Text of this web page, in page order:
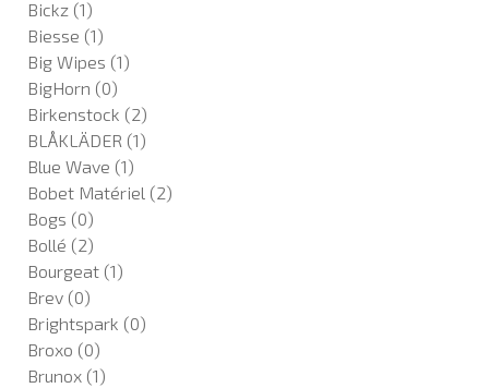
Bickz (1)
Biesse (1)
Big Wipes (1)
BigHorn (0)
Birkenstock (2)
BLÅKLÄDER (1)
Blue Wave (1)
Bobet Matériel (2)
Bogs (0)
Bollé (2)
Bourgeat (1)
Brev (0)
Brightspark (0)
Broxo (0)
Brunox (1)